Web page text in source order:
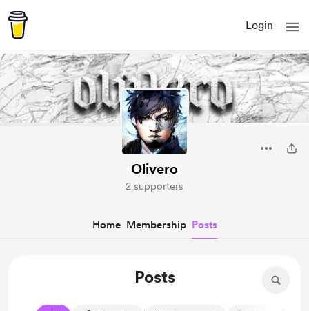
Login
Olivero
2 supporters
Home Membership Posts
Posts